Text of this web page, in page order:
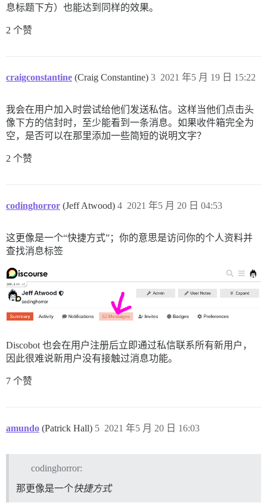
息标题下方）也能达到同样的效果。
2 个赞
craigconstantine (Craig Constantine) 2021 年5 月 19 日 15:22
3
我会在用户加入时尝试给他们发送私信。这样当他们点击头
像下方的信封时，至少能看到一条消息。如果收件箱完全为
空，是否可以在那里添加一些简短的说明文字？
2 个赞
codinghorror (Jeff Atwood) 2021 年5 月 20 日 04:53
4
这更像是一个“快捷方式”；你的意思是访问你的个人资料并
查找消息标签
Discobot 也会在用户注册后立即通过私信联系所有新用户，
因此很难说新用户没有接触过消息功能。
7 个赞
amundo (Patrick Hall) 2021 年5 月 20 日 16:03
5
codinghorror:
那更像是一个快捷方式